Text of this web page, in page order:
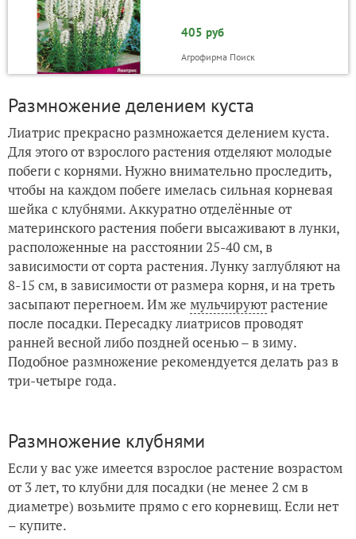
405 руб
Агрофирма Поиск
Размножение делением куста
Лиатрис прекрасно размножается делением куста.
Для этого от взрослого растения отделяют молодые
побеги с корнями. Нужно внимательно проследить,
чтобы на каждом побеге имелась сильная корневая
шейка с клубнями. Аккуратно отделённые от
материнского растения побеги высаживают в лунки,
расположенные на расстоянии 25-40 см, в
зависимости от сорта растения. Лунку заглубляют на
8-15 см, в зависимости от размера корня, и на треть
засыпают перегноем. Им же мульчируютрастение
после посадки. Пересадку лиатрисов проводят
ранней весной либо поздней осенью – в зиму.
Подобное размножение рекомендуется делать раз в
три-четыре года.
Размножение клубнями
Если у вас уже имеется взрослое растение возрастом
от 3 лет, то клубни для посадки (не менее 2 см в
диаметре) возьмите прямо с его корневищ. Если нет
– купите.